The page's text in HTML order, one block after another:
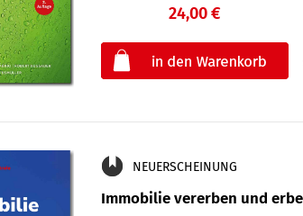
24,00 €
NEUERSCHEINUNG
Immobilie vererben und